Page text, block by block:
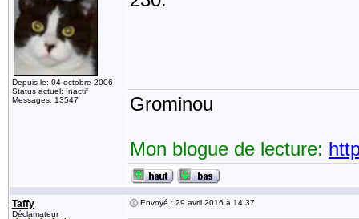
Depuis le: 04 octobre 2006
Status actuel: Inactif
Messages: 13547
Grominou
Mon blogue de lecture:
Taffy
Déclamateur
Envoyé : 29 avril 2016 à 14:37